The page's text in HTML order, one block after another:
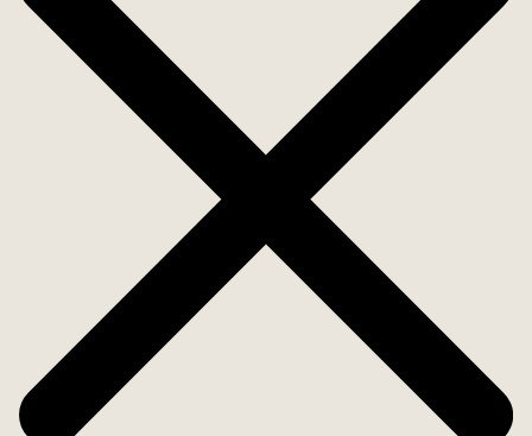
veckopendling, en smidig övernattningslägenhet
eller helt enkelt ett fräscht och välplanerat hem
med allt du behöver i vardagen.